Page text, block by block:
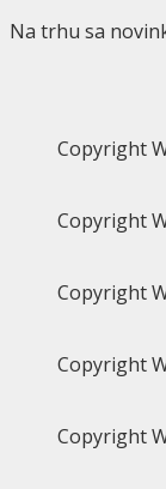
Na trhu sa
Copyright
Copyright
Copyright
Copyright
Copyright